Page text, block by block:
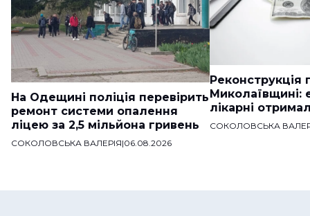
На Одещині поліція перевірить
ремонт системи опалення
ліцею за 2,5 мільйона гривень
СОКОЛОВСЬКА ВАЛЕРІЯ|06.08.2026
Реконструкція
Миколаївщині:
лікарні
СОКОЛОВСЬКА